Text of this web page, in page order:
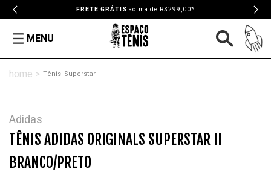
FRETE GRÁTIS acima de R$299,00*
MENU
Tênis Superstar
Adidas
TÊNIS ADIDAS ORIGINALS SUPERSTAR II
BRANCO/PRETO